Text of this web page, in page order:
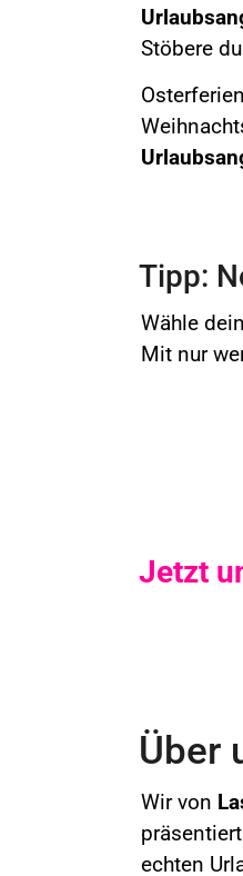
Stöbere
Tipp:
Wähle
Mit nur
Jetzt
Über
Wir von
echten